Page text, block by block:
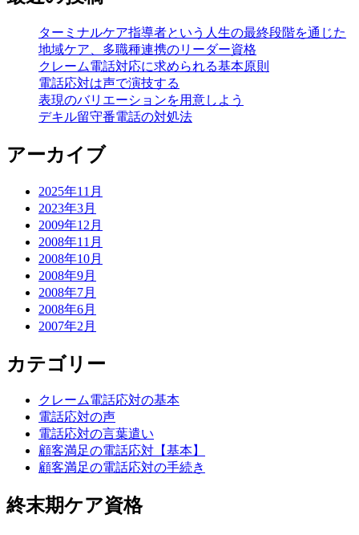
ターミナルケア指導者という人生の最終段階を通じた
地域ケア、多職種連携のリーダー資格
クレーム電話対応に求められる基本原則
電話応対は声で演技する
表現のバリエーションを用意しよう
デキル留守番電話の対処法
アーカイブ
2025年11月
2023年3月
2009年12月
2008年11月
2008年10月
2008年9月
2008年7月
2008年6月
2007年2月
カテゴリー
クレーム電話応対の基本
電話応対の声
電話応対の言葉遣い
顧客満足の電話応対【基本】
顧客満足の電話応対の手続き
終末期ケア資格